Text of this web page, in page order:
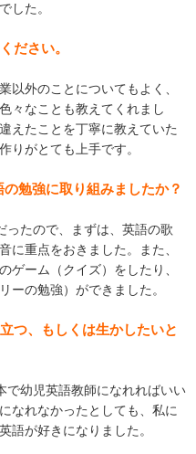
した。
ださい。
以外のことについてもよく、
々なことも教えてくれまし
えたことを丁寧に教えていた
りがとても上手です。
勉強に取り組みましたか？
ったので、まずは、英語の歌
に重点をおきました。また、
ゲーム（クイズ）をしたり、
ーの勉強）ができました。
つ、もしくは生かしたいと
で幼児英語教師になれればいい
なれなかったとしても、私に
語が好きになりました。